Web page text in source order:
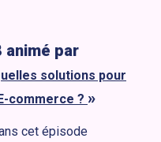
animé par
solutions pour
commerce ? »
cet épisode